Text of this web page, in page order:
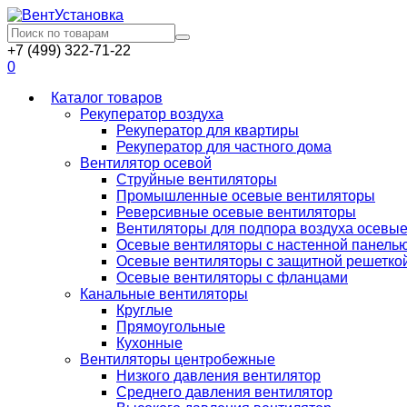
+7 (499) 322-71-22
0
Каталог товаров
Рекуператор воздуха
Рекуператор для квартиры
Рекуператор для частного дома
Вентилятор осевой
Струйные вентиляторы
Промышленные осевые вентиляторы
Реверсивные осевые вентиляторы
Вентиляторы для подпора воздуха осевые
Осевые вентиляторы с настенной
Осевые вентиляторы с защитной
Осевые вентиляторы с фланцами
Канальные вентиляторы
Круглые
Прямоугольные
Кухонные
Вентиляторы центробежные
Низкого давления вентилятор
Среднего давления вентилятор